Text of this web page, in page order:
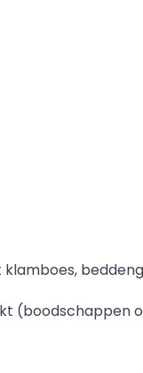
(boodschappen